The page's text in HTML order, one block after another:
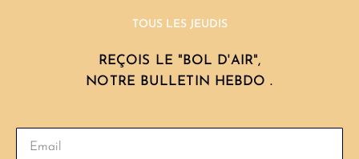
TOUS LES JEUDIS
REÇOIS LE "BOL D'AIR",
NOTRE BULLETIN HEBDO .